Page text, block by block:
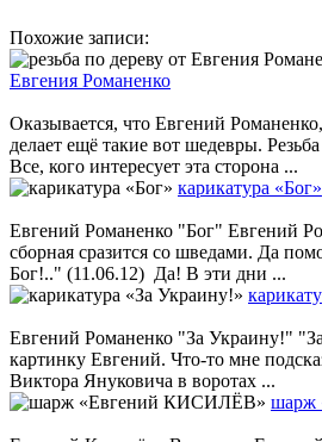
Похожие записи:
Евгения Романенко
Оказывается, что Евгений
делает ещё такие вот шедевры.
Все, кого интересует эта сторона ...
карикатура «Бог»
Евгений Романенко "Бог" Евгений
сборная сразится со шведами. Да
Бог!.." (11.06.12) Да! В эти дни ...
Евгений Романенко "За Украину!"
картинку Евгений. Что-то мне
Виктора Януковича в воротах ...
шарж